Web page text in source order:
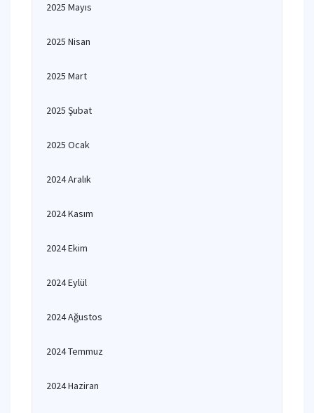
2025 Mayıs
2025 Nisan
2025 Mart
2025 Şubat
2025 Ocak
2024 Aralık
2024 Kasım
2024 Ekim
2024 Eylül
2024 Ağustos
2024 Temmuz
2024 Haziran